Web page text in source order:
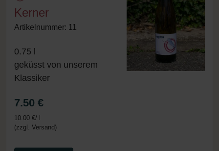
Kerner
Artikelnummer: 11
0.75 l
geküsst von unserem
Klassiker
7.50 €
10.00 €/ l
(zzgl. Versand)